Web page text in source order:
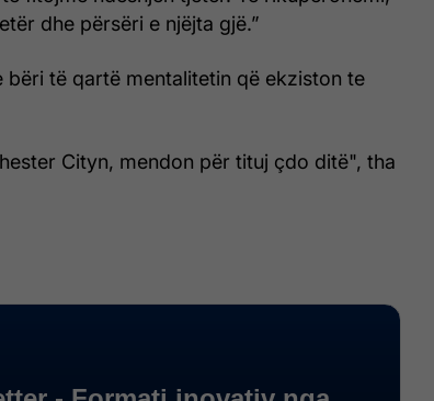
dhe përsëri e njëjta gjë.”
bëri të qartë mentalitetin që ekziston te
Cityn, mendon për tituj çdo ditë", tha